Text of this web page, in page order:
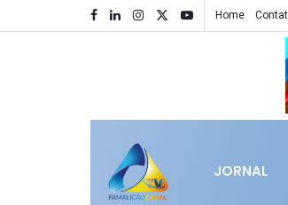
Home
JORNAL